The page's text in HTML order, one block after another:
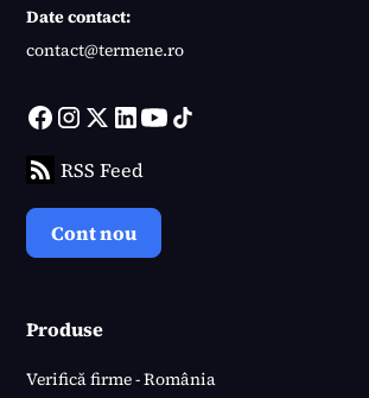
Date contact:
contact@termene.ro
RSS Feed
Cont nou
Produse
Verifică firme - România